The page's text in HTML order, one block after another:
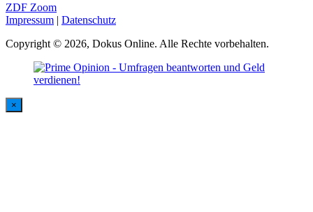
ZDF Zoom
Impressum | Datenschutz
Copyright © 2026, Dokus Online. Alle Rechte vorbehalten.
×